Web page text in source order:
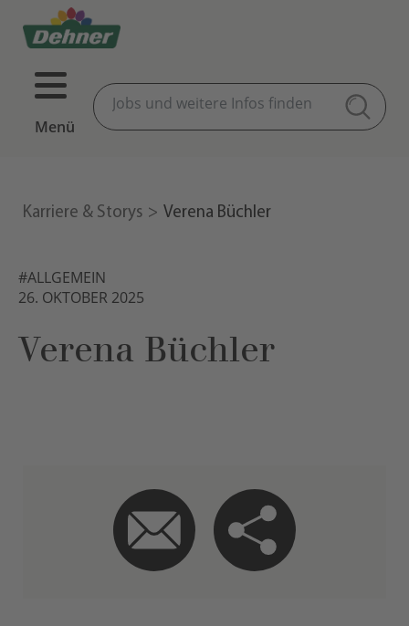
Menü
Karriere & Storys Verena Büchler
#ALLGEMEIN
26. OKTOBER 2025
Verena Büchler